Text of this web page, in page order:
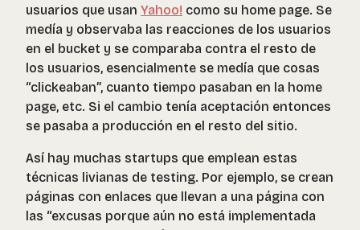
usuarios que usan Yahoo! como su home page. Se
medía y observaba las reacciones de los usuarios
en el bucket y se comparaba contra el resto de
los usuarios, esencialmente se medía que cosas
“clickeaban”, cuanto tiempo pasaban en la home
page, etc. Si el cambio tenía aceptación entonces
se pasaba a producción en el resto del sitio.
Así hay muchas startups que emplean estas
técnicas livianas de testing. Por ejemplo, se crean
páginas con enlaces que llevan a una página con
las “excusas porque aún no está implementada